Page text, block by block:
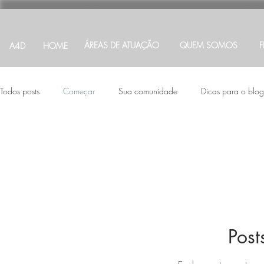
A4D HOME ÁREAS DE ATUAÇÃO QUEM SOMOS
Todos posts Começar Sua comunidade Dicas para o blog